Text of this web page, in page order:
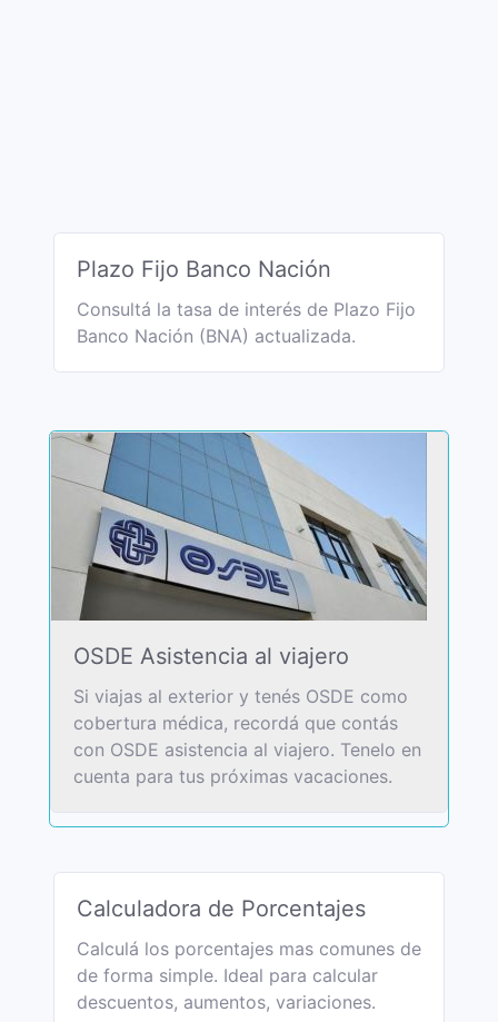
Plazo Fijo Banco Nación
Consultá la tasa de interés de Plazo Fijo
Banco Nación (BNA) actualizada.
OSDE Asistencia al viajero
Si viajas al exterior y tenés OSDE como
cobertura médica, recordá que contás
con OSDE asistencia al viajero. Tenelo en
cuenta para tus próximas vacaciones.
Calculadora de Porcentajes
Calculá los porcentajes mas comunes de
de forma simple. Ideal para calcular
descuentos, aumentos, variaciones.